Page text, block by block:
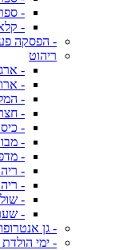
-
-
- הפסקה
ריהוט
-
-
-
-
-
-
-
-
-
-
-
- גן
- ימי